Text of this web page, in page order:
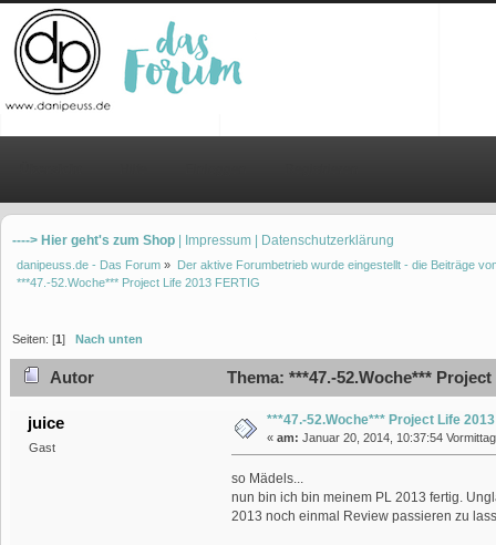
----> Hier geht's zum Shop | Impressum | Datenschutzerklärung
danipeuss.de - Das Forum » Der aktive Forumbetrieb wurde eingestellt - die Beiträge
***47.-52.Woche*** Project Life 2013 FERTIG
Seiten: [1] Nach unten
Autor Thema: ***47.-52.Woche***
juice
Gast
***47.-52.Woche*** Project Life 2013
« am: Januar 20, 2014, 10:37:54
so Mädels...
nun bin ich bin meinem PL 2013 fertig.
2013 noch einmal Review passieren zu